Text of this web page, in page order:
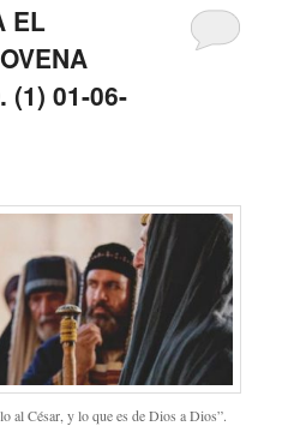
EL
(1) 01-06-
al César, y lo que es de Dios a Dios”.